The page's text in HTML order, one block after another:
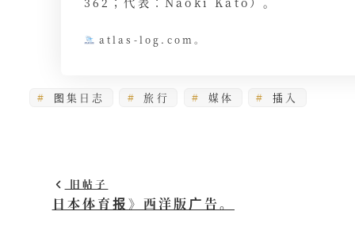
atlas-log.com。
图集日志 旅行 媒体 插入
旧帖子
日本体育报》西洋版广告。